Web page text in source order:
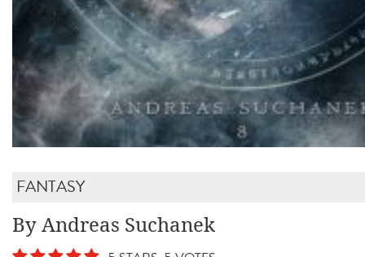
FANTASY
By Andreas Suchanek